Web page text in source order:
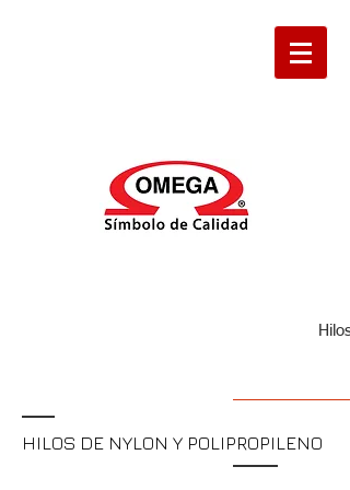
HILOS DE NYLON Y POLIPROPILENO